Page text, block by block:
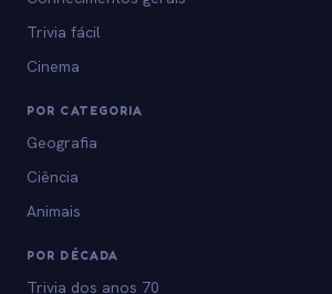
Trivia fácil
Cinema
POR CATEGORIA
Geografia
Ciência
Animais
POR DÉCADA
Trivia dos anos 70